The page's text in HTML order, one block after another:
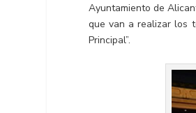
Ayuntamiento de
que van a realizar los
Principal”.